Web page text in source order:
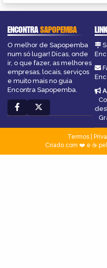
ENCONTRASAPOPEMBA
O melhor de Sapopemba
num só lugar! Dicas, onde
ir, o que fazer, as melhores
empresas, locais, serviços
e muito mais no guia
Encontra Sapopemba.
Termos|
Criado com ❤️ e ☕